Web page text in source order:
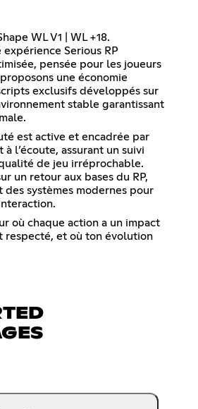
WL V1 | WL +18.
Serious RP
pensée pour les joueurs
une économie
exclusifs développés sur
stable garantissant
est active et encadrée par
l’écoute, assurant un suivi
de jeu irréprochable.
un retour aux bases du RP,
systèmes modernes pour
où chaque action a un impact
respecté, et où ton évolution